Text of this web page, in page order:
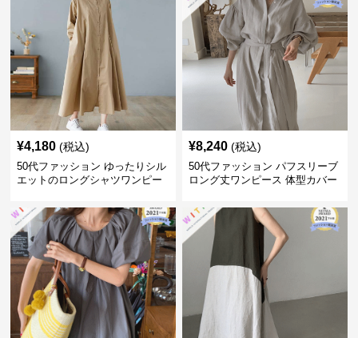
¥4,180 (税込)
50代ファッション ゆったりシル
エットのロングシャツワンピー
¥8,240 (税込)
50代ファッション パフスリーブ
ロング丈ワンピース 体型カバー